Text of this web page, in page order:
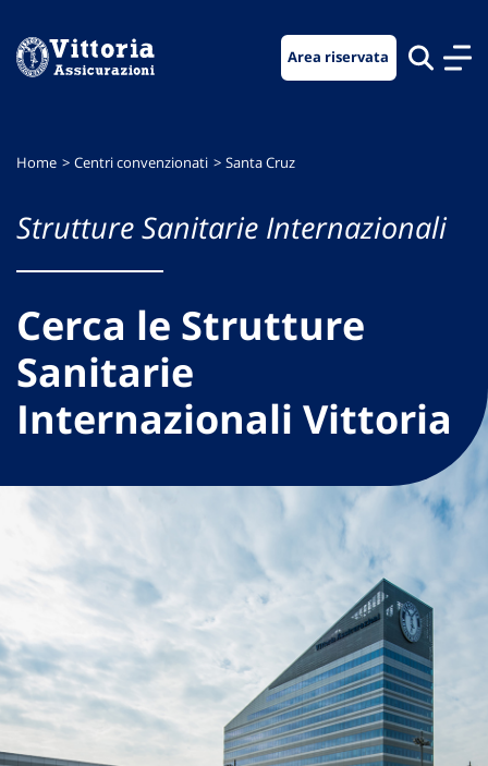
menu
contenuto
footer
Area riservata
Home Centri convenzionati Santa Cruz
Strutture Sanitarie Internazionali
Cerca le Strutture
Sanitarie
Internazionali Vittoria